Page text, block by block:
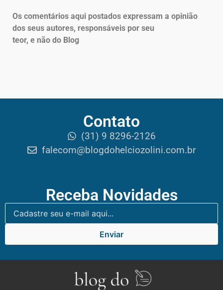
Os comentários aqui postados expressam a opinião
dos seus autores, responsáveis por seu
teor, e não do Blog
Contato
(31) 9 8296-2126
falecom@blogdohelciozolini.com.br
Receba Novidades
Enviar